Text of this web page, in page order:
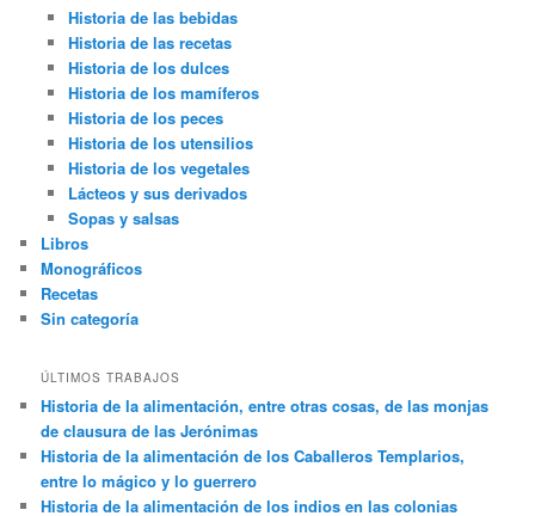
Historia de las bebidas
Historia de las recetas
Historia de los dulces
Historia de los mamíferos
Historia de los peces
Historia de los utensilios
Historia de los vegetales
Lácteos y sus derivados
Sopas y salsas
Libros
Monográficos
Recetas
Sin categoría
ÚLTIMOS TRABAJOS
Historia de la alimentación, entre otras cosas, de las monjas
de clausura de las Jerónimas
Historia de la alimentación de los Caballeros Templarios,
entre lo mágico y lo guerrero
Historia de la alimentación de los indios en las colonias